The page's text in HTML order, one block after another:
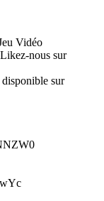
Vidéo
nous sur
sur